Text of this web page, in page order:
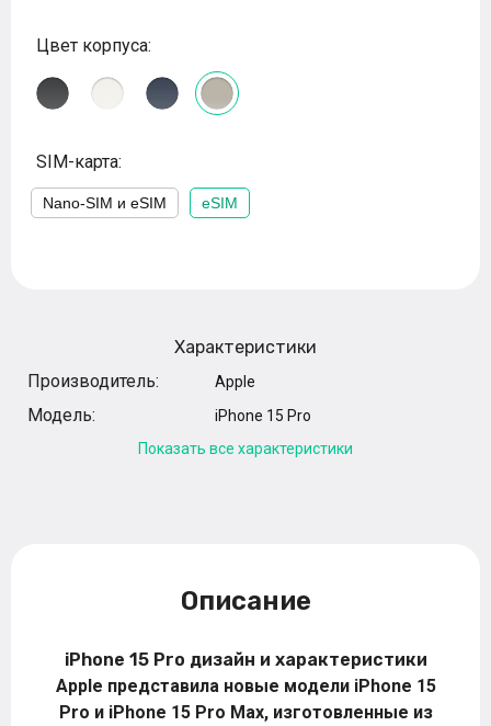
Цвет корпуса:
SIM-карта:
Nano-SIM и eSIM eSIM
Характеристики
Производитель:
Apple
Модель:
iPhone 15 Pro
Показать все характеристики
Описание
iPhone 15 Pro дизайн и характеристики
Apple представила новые модели iPhone 15
Pro и iPhone 15 Pro Max, изготовленные из